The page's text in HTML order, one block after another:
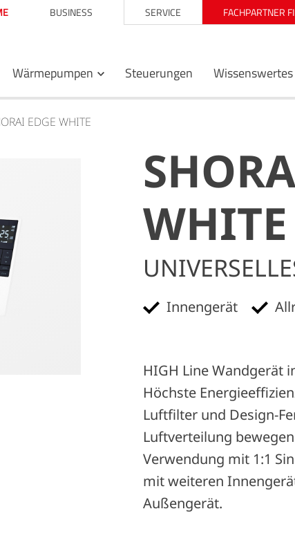
BUSINESS SERVICE FACHPARTNER
Wärmepumpen Steuerungen Wissenswertes
EDGE WHITE
WHITE
Innengerät
HIGH Line Wandgerät
Höchste
Luftfilter und Design-
Luftverteilung
Verwendung mit 1:1
mit weiteren
Außengerät.